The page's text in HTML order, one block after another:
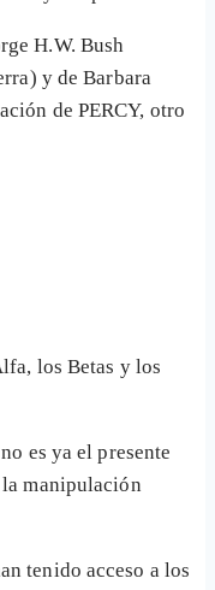
H.W. Bush
y de Barbara
de PERCY, otro
los Betas y los
es ya el presente
la manipulación
tenido acceso a los